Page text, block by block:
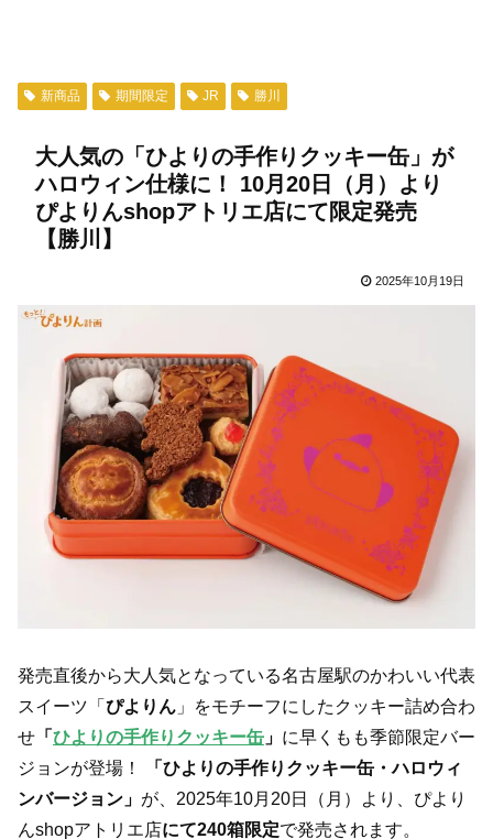
新商品 期間限定 JR 勝川
大人気の「ひよりの手作りクッキー缶」が
ハロウィン仕様に！ 10月20日（月）より
ぴよりんshopアトリエ店にて限定発売
【勝川】
2025年10月19日
発売直後から大人気となっている名古屋駅のかわいい代表
スイーツ「 ぴよりん 」をモチーフにしたクッキー詰め合わ
せ 「 ひよりの手作りクッキー缶 」 に早くもも季節限定バー
ジョンが登場！
「ひよりの手作りクッキー缶・ハロウィ
ンバージョン」 が、2025年10月20日（月）より、ぴより
んshopアトリエ店にて240箱限定で発売されます。